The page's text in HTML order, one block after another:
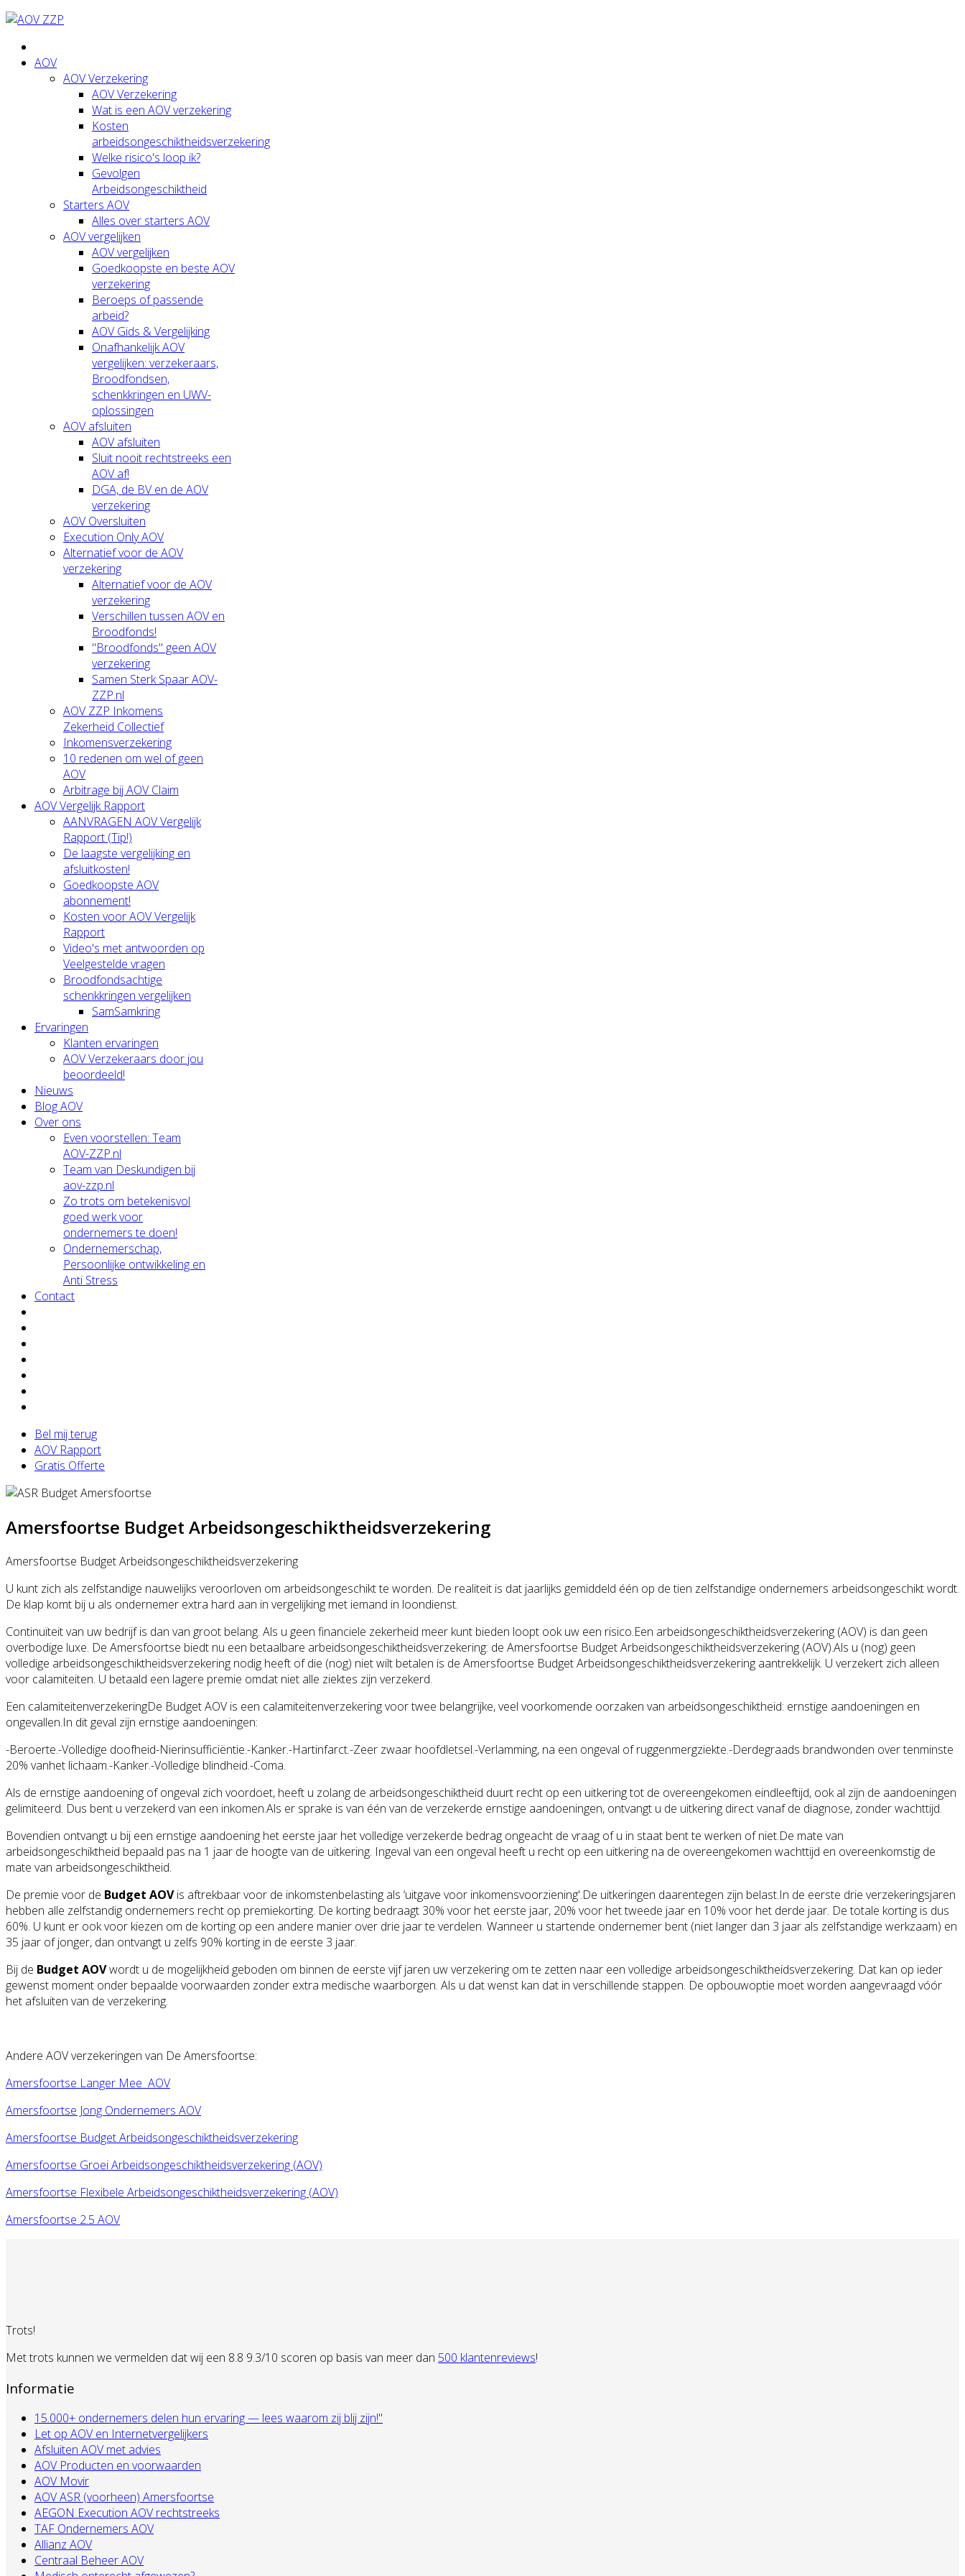
AOV
AOV Verzekering
AOV Verzekering
Wat is een AOV verzekering
Kosten
arbeidsongeschiktheidsverzekering
Welke risico's loop ik?
Gevolgen
Arbeidsongeschiktheid
Starters AOV
Alles over starters AOV
AOV vergelijken
AOV vergelijken
Goedkoopste en beste AOV
verzekering
Beroeps of passende
arbeid?
AOV Gids & Vergelijking
Onafhankelijk AOV
vergelijken: verzekeraars,
Broodfondsen,
schenkkringen en UWV-
oplossingen
AOV afsluiten
AOV afsluiten
Sluit nooit rechtstreeks een
AOV af!
DGA, de BV en de AOV
verzekering
AOV Oversluiten
Execution Only AOV
Alternatief voor de AOV
verzekering
Alternatief voor de AOV
verzekering
Verschillen tussen AOV en
Broodfonds!
"Broodfonds" geen AOV
verzekering
Samen Sterk Spaar AOV-
ZZP.nl
AOV ZZP Inkomens
Zekerheid Collectief
Inkomensverzekering
10 redenen om wel of geen
AOV
Arbitrage bij AOV Claim
AOV Vergelijk Rapport
AANVRAGEN AOV Vergelijk
Rapport (Tip!)
De laagste vergelijking en
afsluitkosten!
Goedkoopste AOV
abonnement!
Kosten voor AOV Vergelijk
Rapport
Video's met antwoorden op
Veelgestelde vragen
Broodfondsachtige
schenkkringen vergelijken
SamSamkring
Ervaringen
Klanten ervaringen
AOV Verzekeraars door jou
beoordeeld!
Nieuws
Blog AOV
Over ons
Even voorstellen: Team
AOV-ZZP.nl
Team van Deskundigen bij
aov-zzp.nl
Zo trots om betekenisvol
goed werk voor
ondernemers te doen!
Ondernemerschap,
Persoonlijke ontwikkeling en
Anti Stress
Contact
Bel mij terug
AOV Rapport
Gratis Offerte
Amersfoortse Budget Arbeidsongeschiktheidsverzekering
Amersfoortse Budget Arbeidsongeschiktheidsverzekering
U kunt zich als zelfstandige nauwelijks veroorloven om arbeidsongeschikt te worden. De realiteit is dat jaarlijks gemiddeld één op de tien zelfstandige ondernemers arbeidsongeschikt wordt.
De klap komt bij u als ondernemer extra hard aan in vergelijking met iemand in loondienst.
Continuïteit van uw bedrijf is dan van groot belang. Als u geen financiele zekerheid meer kunt bieden loopt ook uw een risico.Een arbeidsongeschiktheidsverzekering (AOV) is dan geen
overbodige luxe. De Amersfoortse biedt nu een betaalbare arbeidsongeschiktheidsverzekering: de Amersfoortse Budget Arbeidsongeschiktheidsverzekering (AOV).Als u (nog) geen
volledige arbeidsongeschiktheidsverzekering nodig heeft of die (nog) niet wilt betalen is de Amersfoortse Budget Arbeidsongeschiktheidsverzekering aantrekkelijk. U verzekert zich alleen
voor calamiteiten. U betaald een lagere premie omdat niet alle ziektes zijn verzekerd.
Een calamiteitenverzekeringDe Budget AOV is een calamiteitenverzekering voor twee belangrijke, veel voorkomende oorzaken van arbeidsongeschiktheid: ernstige aandoeningen en
ongevallen.In dit geval zijn ernstige aandoeningen:
-Beroerte.-Volledige doofheid-Nierinsufficiëntie.-Kanker.-Hartinfarct.-Zeer zwaar hoofdletsel.-Verlamming, na een ongeval of ruggenmergziekte.-Derdegraads brandwonden over tenminste
20% vanhet lichaam.-Kanker.-Volledige blindheid.-Coma.
Als de ernstige aandoening of ongeval zich voordoet, heeft u zolang de arbeidsongeschiktheid duurt recht op een uitkering tot de overeengekomen eindleeftijd, ook al zijn de aandoeningen
gelimiteerd. Dus bent u verzekerd van een inkomen.Als er sprake is van één van de verzekerde ernstige aandoeningen, ontvangt u de uitkering direct vanaf de diagnose, zonder wachttijd.
Bovendien ontvangt u bij een ernstige aandoening het eerste jaar het volledige verzekerde bedrag ongeacht de vraag of u in staat bent te werken of niet.De mate van
arbeidsongeschiktheid bepaald pas na 1 jaar de hoogte van de uitkering. Ingeval van een ongeval heeft u recht op een uitkering na de overeengekomen wachttijd en overeenkomstig de
mate van arbeidsongeschiktheid.
De premie voor de Budget AOVis aftrekbaar voor de inkomstenbelasting als ‘uitgave voor inkomensvoorziening'.De uitkeringen daarentegen zijn belast.In de eerste drie verzekeringsjaren
hebben alle zelfstandig ondernemers recht op premiekorting. De korting bedraagt 30% voor het eerste jaar, 20% voor het tweede jaar en 10% voor het derde jaar. De totale korting is dus
60%. U kunt er ook voor kiezen om de korting op een andere manier over drie jaar te verdelen. Wanneer u startende ondernemer bent (niet langer dan 3 jaar als zelfstandige werkzaam) en
35 jaar of jonger, dan ontvangt u zelfs 90% korting in de eerste 3 jaar.
Bij de Budget AOVwordt u de mogelijkheid geboden om binnen de eerste vijf jaren uw verzekering om te zetten naar een volledige arbeidsongeschiktheidsverzekering. Dat kan op ieder
gewenst moment onder bepaalde voorwaarden zonder extra medische waarborgen. Als u dat wenst kan dat in verschillende stappen. De opbouwoptie moet worden aangevraagd vóór
het afsluiten van de verzekering.
Andere AOV verzekeringen van De Amersfoortse:
Amersfoortse Langer Mee AOV
Amersfoortse Jong Ondernemers AOV
Amersfoortse Budget Arbeidsongeschiktheidsverzekering
Amersfoortse Groei Arbeidsongeschiktheidsverzekering (AOV)
Amersfoortse Flexibele Arbeidsongeschiktheidsverzekering (AOV)
Amersfoortse 2.5 AOV
Trots!
Met trots kunnen we vermelden dat wij een 8.8 9.3/10 scoren op basis van meer dan 500 klantenreviews!
Informatie
15.000+ ondernemers delen hun ervaring — lees waarom zij blij zijn!"
Let op AOV en Internetvergelijkers
Afsluiten AOV met advies
AOV Producten en voorwaarden
AOV Movir
AOV ASR (voorheen) Amersfoortse
AEGON Execution AOV rechtstreeks
TAF Ondernemers AOV
Allianz AOV
Centraal Beheer AOV